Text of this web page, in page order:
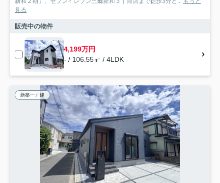
見る
販売中の物件
4,199万円
- / 106.55㎡ / 4LDK
新築一戸建